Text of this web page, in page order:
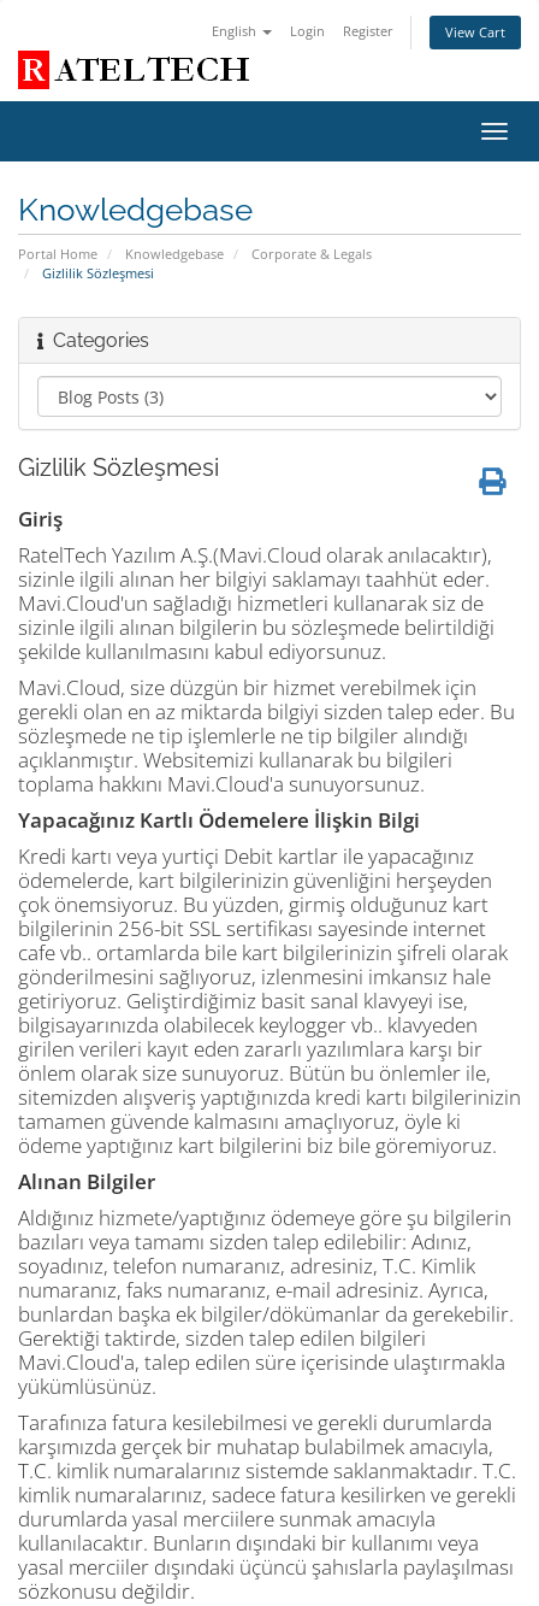
English Login Register View Cart
Knowledgebase
Portal Home Knowledgebase
Corporate & Legals
Gizlilik Sözleşmesi
Categories
Gizlilik Sözleşmesi
Giriş
RatelTech Yazılım A.Ş.(Mavi.Cloud olarak anılacaktır),
sizinle ilgili alınan her bilgiyi saklamayı taahhüt eder.
Mavi.Cloud'un sağladığı hizmetleri kullanarak siz de
sizinle ilgili alınan bilgilerin bu sözleşmede belirtildiği
şekilde kullanılmasını kabul ediyorsunuz.
Mavi.Cloud, size düzgün bir hizmet verebilmek için
gerekli olan en az miktarda bilgiyi sizden talep eder. Bu
sözleşmede ne tip işlemlerle ne tip bilgiler alındığı
açıklanmıştır. Websitemizi kullanarak bu bilgileri
toplama hakkını Mavi.Cloud'a sunuyorsunuz.
Yapacağınız Kartlı Ödemelere İlişkin Bilgi
Kredi kartı veya yurtiçi Debit kartlar ile yapacağınız
ödemelerde, kart bilgilerinizin güvenliğini herşeyden
çok önemsiyoruz. Bu yüzden, girmiş olduğunuz kart
bilgilerinin 256-bit SSL sertifikası sayesinde internet
cafe vb.. ortamlarda bile kart bilgilerinizin şifreli olarak
gönderilmesini sağlıyoruz, izlenmesini imkansız hale
getiriyoruz. Geliştirdiğimiz basit sanal klavyeyi ise,
bilgisayarınızda olabilecek keylogger vb.. klavyeden
girilen verileri kayıt eden zararlı yazılımlara karşı bir
önlem olarak size sunuyoruz. Bütün bu önlemler ile,
sitemizden alışveriş yaptığınızda kredi kartı bilgilerinizin
tamamen güvende kalmasını amaçlıyoruz, öyle ki
ödeme yaptığınız kart bilgilerini biz bile göremiyoruz.
Alınan Bilgiler
Aldığınız hizmete/yaptığınız ödemeye göre şu bilgilerin
bazıları veya tamamı sizden talep edilebilir: Adınız,
soyadınız, telefon numaranız, adresiniz, T.C. Kimlik
numaranız, faks numaranız, e-mail adresiniz. Ayrıca,
bunlardan başka ek bilgiler/dökümanlar da gerekebilir.
Gerektiği taktirde, sizden talep edilen bilgileri
Mavi.Cloud'a, talep edilen süre içerisinde ulaştırmakla
yükümlüsünüz.
Tarafınıza fatura kesilebilmesi ve gerekli durumlarda
karşımızda gerçek bir muhatap bulabilmek amacıyla,
T.C. kimlik numaralarınız sistemde saklanmaktadır. T.C.
kimlik numaralarınız, sadece fatura kesilirken ve gerekli
durumlarda yasal merciilere sunmak amacıyla
kullanılacaktır. Bunların dışındaki bir kullanımı veya
yasal merciiler dışındaki üçüncü şahıslarla paylaşılması
sözkonusu değildir.